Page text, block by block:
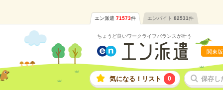
エン派遣 71573件 エンバイト 82531件
ちょうど良いワークライフバランスが叶う
関東版
気になる！リスト 0 保存し